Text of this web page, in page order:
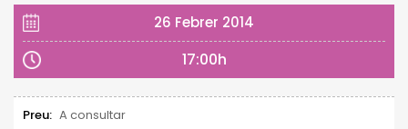
26 Febrer 2014
17:00h
Preu: A consultar